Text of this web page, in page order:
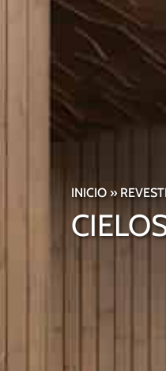
INICIO »